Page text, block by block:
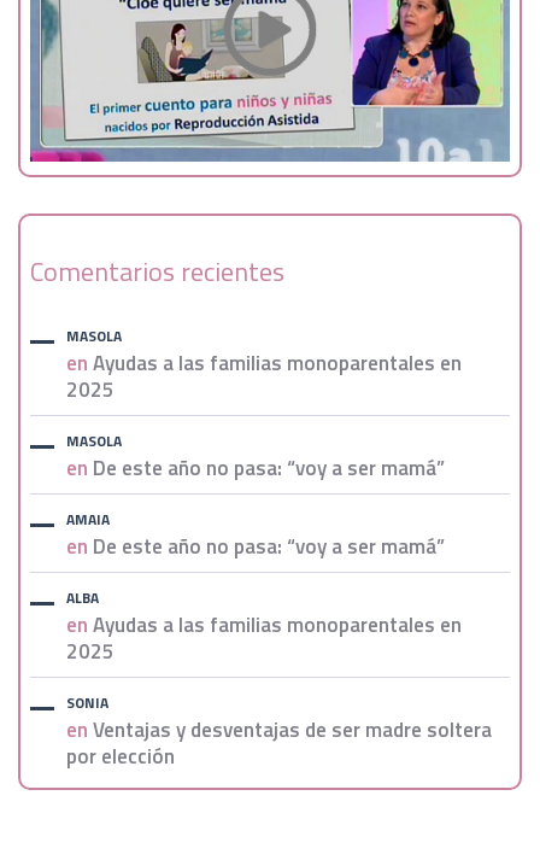
Comentarios recientes
MASOLA
enAyudas a las familias monoparentales en
2025
MASOLA
en De este año no pasa: “voy a ser mamá”
AMAIA
en De este año no pasa: “voy a ser mamá”
ALBA
enAyudas a las familias monoparentales en
2025
SONIA
enVentajas y desventajas de ser madre soltera
por elección